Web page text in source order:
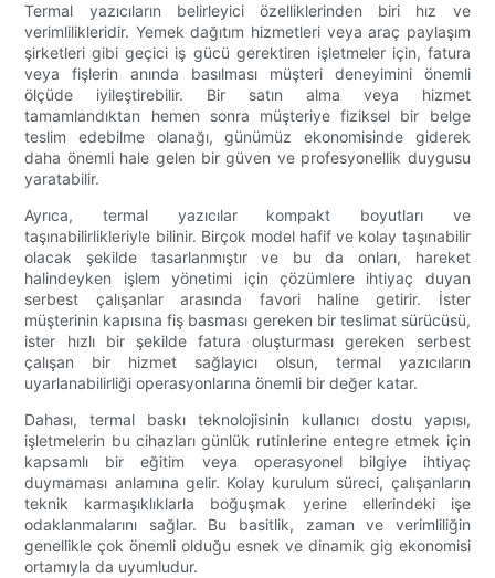
Termal yazıcıların belirleyici özelliklerinden biri hız ve
verimlilikleridir. Yemek dağıtım hizmetleri veya araç paylaşım
şirketleri gibi geçici iş gücü gerektiren işletmeler için, fatura
veya fişlerin anında basılması müşteri deneyimini önemli
ölçüde iyileştirebilir. Bir satın alma veya hizmet
tamamlandıktan hemen sonra müşteriye fiziksel bir belge
teslim edebilme olanağı, günümüz ekonomisinde giderek
daha önemli hale gelen bir güven ve profesyonellik duygusu
yaratabilir.
Ayrıca, termal yazıcılar kompakt boyutları ve
taşınabilirlikleriyle bilinir. Birçok model hafif ve kolay taşınabilir
olacak şekilde tasarlanmıştır ve bu da onları, hareket
halindeyken işlem yönetimi için çözümlere ihtiyaç duyan
serbest çalışanlar arasında favori haline getirir. İster
müşterinin kapısına fiş basması gereken bir teslimat sürücüsü,
ister hızlı bir şekilde fatura oluşturması gereken serbest
çalışan bir hizmet sağlayıcı olsun, termal yazıcıların
uyarlanabilirliği operasyonlarına önemli bir değer katar.
Dahası, termal baskı teknolojisinin kullanıcı dostu yapısı,
işletmelerin bu cihazları günlük rutinlerine entegre etmek için
kapsamlı bir eğitim veya operasyonel bilgiye ihtiyaç
duymaması anlamına gelir. Kolay kurulum süreci, çalışanların
teknik karmaşıklıklarla boğuşmak yerine ellerindeki işe
odaklanmalarını sağlar. Bu basitlik, zaman ve verimliliğin
genellikle çok önemli olduğu esnek ve dinamik gig ekonomisi
ortamıyla da uyumludur.